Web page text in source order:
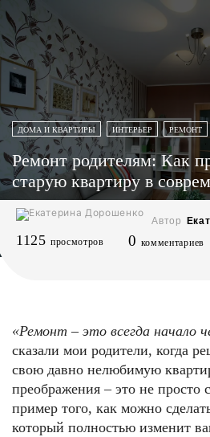
ДОМА И КВАРТИРЫ ИНТЕРЬЕР РЕМОНТ
Ремонт родителям: Как
старую квартиру в
Автор
1125 просмотров 0 комментариев
«Ремонт – это всегда начало
сказали мои родители, когда
свою давно нелюбимую
преображения – это не просто
пример того, как можно
который полностью изменит